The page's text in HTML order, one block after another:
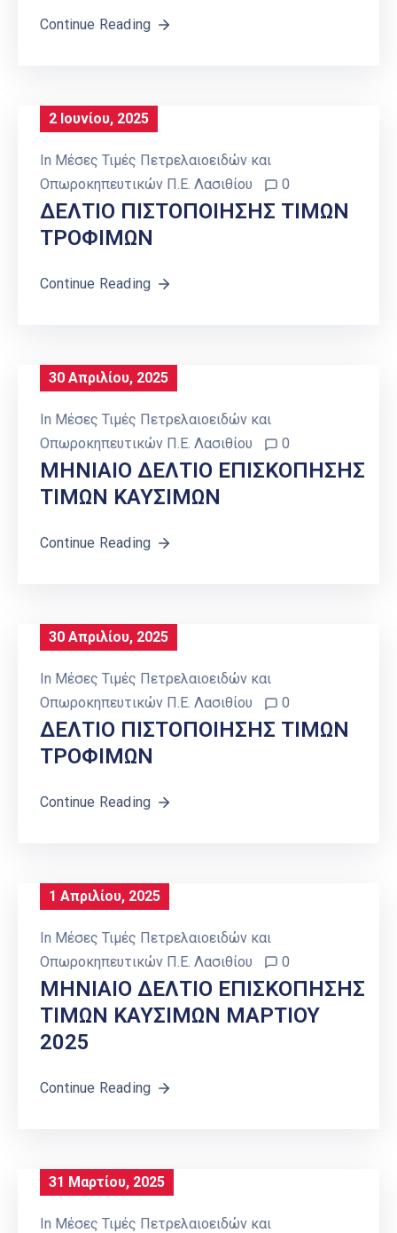
Continue Reading
2 Ιουνίου, 2025
In Μέσες Τιμές Πετρελαιοειδών και
Οπωροκηπευτικών Π.Ε. Λασιθίου
0
ΔΕΛΤΙΟ ΠΙΣΤΟΠΟΙΗΣΗΣ ΤΙΜΩΝ
ΤΡΟΦΙΜΩΝ
Continue Reading
30 Απριλίου, 2025
In Μέσες Τιμές Πετρελαιοειδών και
Οπωροκηπευτικών Π.Ε. Λασιθίου
0
MHNIAIO ΔΕΛΤΙΟ ΕΠΙΣΚΟΠΗΣΗΣ
ΤΙΜΩΝ ΚΑΥΣΙΜΩΝ
Continue Reading
30 Απριλίου, 2025
In Μέσες Τιμές Πετρελαιοειδών και
Οπωροκηπευτικών Π.Ε. Λασιθίου
0
ΔΕΛΤΙΟ ΠΙΣΤΟΠΟΙΗΣΗΣ ΤΙΜΩΝ
ΤΡΟΦΙΜΩΝ
Continue Reading
1 Απριλίου, 2025
In Μέσες Τιμές Πετρελαιοειδών και
Οπωροκηπευτικών Π.Ε. Λασιθίου
0
ΜΗΝΙΑΙΟ ΔΕΛΤΙΟ ΕΠΙΣΚΟΠΗΣΗΣ
ΤΙΜΩΝ ΚΑΥΣΙΜΩΝ ΜΑΡΤΙΟΥ
2025
Continue Reading
31 Μαρτίου, 2025
In Μέσες Τιμές Πετρελαιοειδών και